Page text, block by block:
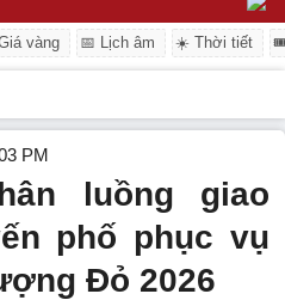
vàng 📅 Lịch âm ☀️ Thời tiết
PM
luồng giao
phố phục vụ
Đỏ 2026